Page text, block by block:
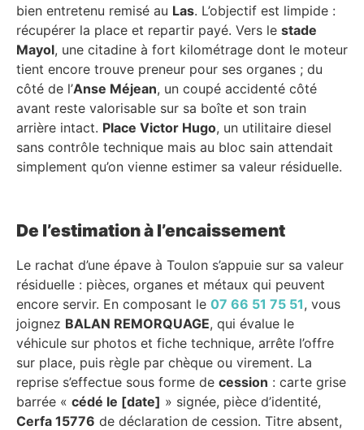
bien entretenu remisé au Las. L’objectif est limpide :
récupérer la place et repartir payé. Vers le stade
Mayol, une citadine à fort kilométrage dont le moteur
tient encore trouve preneur pour ses organes ; du
côté de l’Anse Méjean, un coupé accidenté côté
avant reste valorisable sur sa boîte et son train
arrière intact. Place Victor Hugo, un utilitaire diesel
sans contrôle technique mais au bloc sain attendait
simplement qu’on vienne estimer sa valeur résiduelle.
De l’estimation à l’encaissement
Le rachat d’une épave à Toulon s’appuie sur sa valeur
résiduelle : pièces, organes et métaux qui peuvent
encore servir. En composant le 07 66 51 75 51, vous
joignez BALAN REMORQUAGE, qui évalue le
véhicule sur photos et fiche technique, arrête l’offre
sur place, puis règle par chèque ou virement. La
reprise s’effectue sous forme de cession : carte grise
barrée « cédé le [date] » signée, pièce d’identité,
Cerfa 15776 de déclaration de cession. Titre absent,